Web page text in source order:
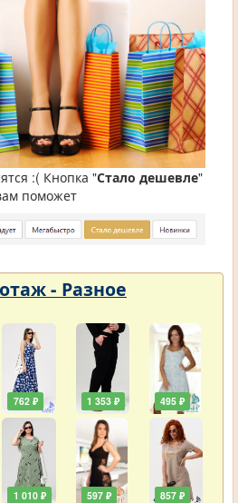
:( Кнопка "Стало дешевле"
поможет
- Разное
762 ₽
1 010 ₽
1 353 ₽
597 ₽
495 ₽
857 ₽